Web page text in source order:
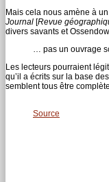
Mais cela nous amène à
Journal [Revue
divers savants et
… pas un ouvrage
Les lecteurs pourraient
qu’il a écrits sur la base
semblent tous être
Source